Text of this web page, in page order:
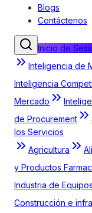
Blogs
Contáctenos
Inicio de
Inteligencia de
Inteligencia
Mercado
de Procurement
los Servicios
Agricultura
y Productos
Industria de Equipos
Construcción e